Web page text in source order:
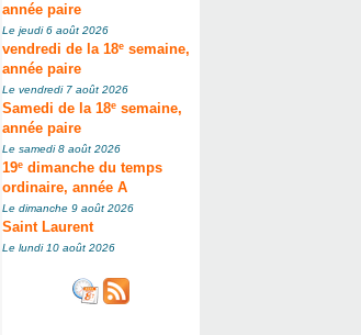
année paire
Le jeudi 6 août 2026
vendredi de la 18e semaine,
année paire
Le vendredi 7 août 2026
Samedi de la 18e semaine,
année paire
Le samedi 8 août 2026
19e dimanche du temps
ordinaire, année A
Le dimanche 9 août 2026
Saint Laurent
Le lundi 10 août 2026